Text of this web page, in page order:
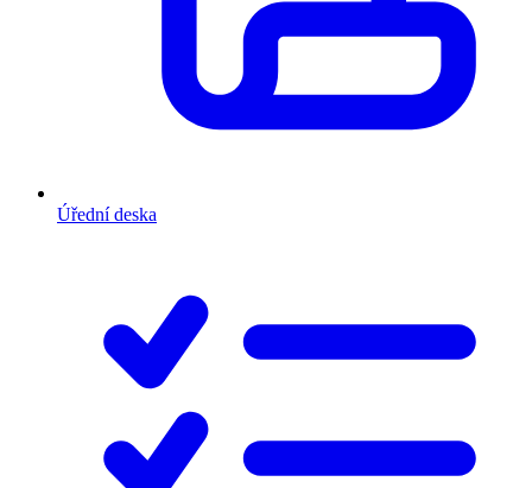
Úřední deska